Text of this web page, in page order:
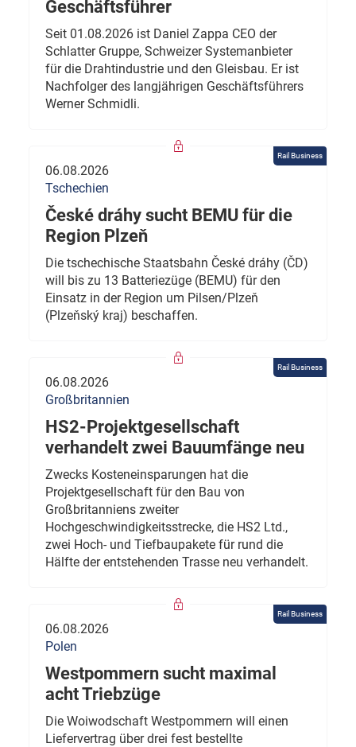
Geschäftsführer
Seit 01.08.2026 ist Daniel Zappa CEO der
Schlatter Gruppe, Schweizer Systemanbieter
für die Drahtindustrie und den Gleisbau. Er ist
Nachfolger des langjährigen Geschäftsführers
Werner Schmidli.
Rail Business
06.08.2026
Tschechien
České dráhy sucht BEMU für die
Region Plzeň
Die tschechische Staatsbahn České dráhy (ČD)
will bis zu 13 Batteriezüge (BEMU) für den
Einsatz in der Region um Pilsen/Plzeň
(Plzeňský kraj) beschaffen.
Rail Business
06.08.2026
Großbritannien
HS2-Projektgesellschaft
verhandelt zwei Bauumfänge neu
Zwecks Kosteneinsparungen hat die
Projektgesellschaft für den Bau von
Großbritanniens zweiter
Hochgeschwindigkeitsstrecke, die HS2 Ltd.,
zwei Hoch- und Tiefbaupakete für rund die
Hälfte der entstehenden Trasse neu verhandelt.
Rail Business
06.08.2026
Polen
Westpommern sucht maximal
acht Triebzüge
Die Woiwodschaft Westpommern will einen
Liefervertrag über drei fest bestellte